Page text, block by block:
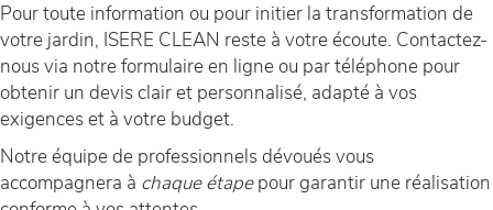
Pour toute information ou pour initier la transformation de
votre jardin, ISERE CLEAN reste à votre écoute. Contactez-
nous via notre formulaire en ligne ou par téléphone pour
obtenir un devis clair et personnalisé, adapté à vos
exigences et à votre budget.
Notre équipe de professionnels dévoués vous
accompagnera à chaque étapepour garantir une réalisation